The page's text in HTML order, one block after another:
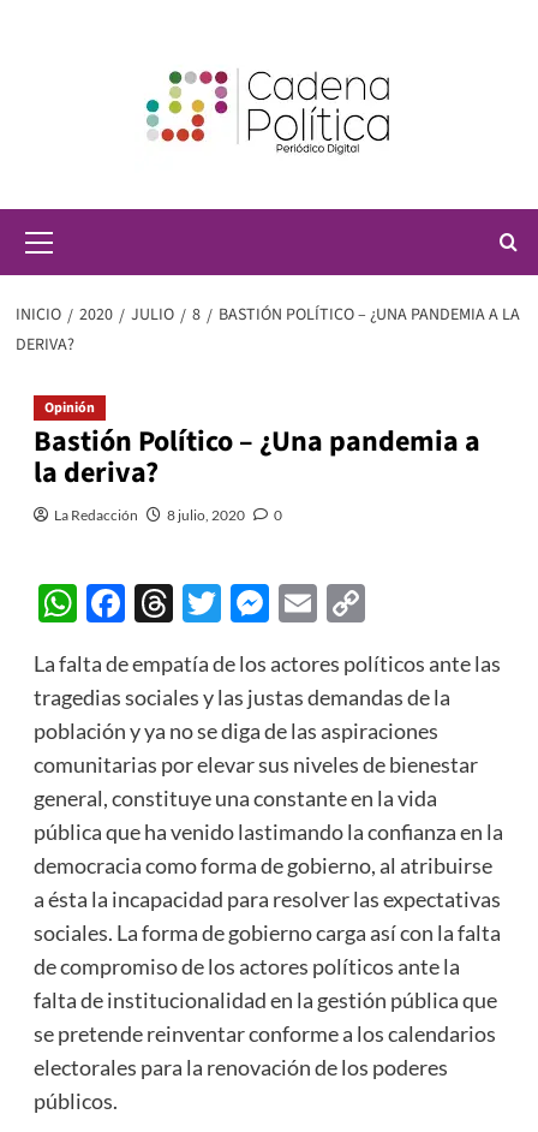
principal
INICIO 2020 JULIO 8
BASTIÓN POLÍTICO – ¿UNA PANDEMIA A LA
DERIVA?
Opinión
Bastión Político – ¿Una pandemia a
la deriva?
La Redacción 8 julio, 2020 0
WhatsApp
Facebook
Threads
Twitter
Messenger
EmailCopy
La falta de empatía de los actores políticos ante las
tragedias sociales y las justas demandas de la
población y ya no se diga de las aspiraciones
comunitarias por elevar sus niveles de bienestar
general, constituye una constante en la vida
pública que ha venido lastimando la confianza en la
democracia como forma de gobierno, al atribuirse
a ésta la incapacidad para resolver las expectativas
sociales. La forma de gobierno carga así con la falta
de compromiso de los actores políticos ante la
falta de institucionalidad en la gestión pública que
se pretende reinventar conforme a los calendarios
electorales para la renovación de los poderes
públicos.